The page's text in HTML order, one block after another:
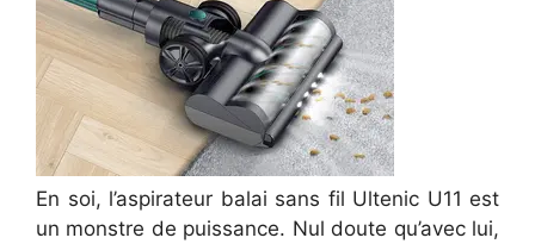
En soi, l’aspirateur balai sans fil Ultenic U11 est
un monstre de puissance. Nul doute qu’avec lui,